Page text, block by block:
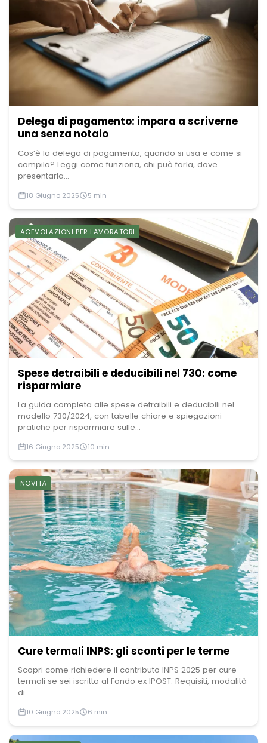
Delega di pagamento: impara a scriverne
una senza notaio
Cos’è la delega di pagamento, quando si usa e come si
compila? Leggi come funziona, chi può farla, dove
presentarla...
18 Giugno 2025 5 min
AGEVOLAZIONI PER LAVORATORI
Spese detraibili e deducibili nel 730: come
risparmiare
La guida completa alle spese detraibili e deducibili nel
modello 730/2024, con tabelle chiare e spiegazioni
pratiche per risparmiare sulle...
16 Giugno 2025 10 min
NOVITÀ
Cure termali INPS: gli sconti per le terme
Scopri come richiedere il contributo INPS 2025 per cure
termali se sei iscritto al Fondo ex IPOST. Requisiti, modalità
di...
10 Giugno 2025 6 min